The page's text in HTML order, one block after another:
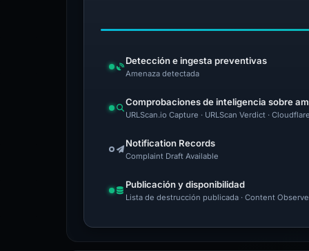
Detección e ingesta preventivas
Amenaza detectada
Comprobaciones de inteligencia sobre
URLScan.io Capture · URLScan Verdict ·
Notification Records
Complaint Draft Available
Publicación y disponibilidad
Lista de destrucción publicada · Content